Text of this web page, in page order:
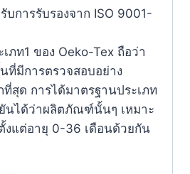
บการรับรองจาก ISO 9001-
ท1 ของ Oeko-Tex ถือว่า
ที่มีการตรวจสอบอย่าง
ที่สุด การได้มาตรฐานประเภท
นได้ว่าผลิตภัณฑ์นั้นๆ เหมาะ
งแต่อายุ 0-36 เดือนด้วยกัน